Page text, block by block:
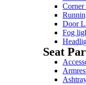
Corner
Door
Fog
Seat